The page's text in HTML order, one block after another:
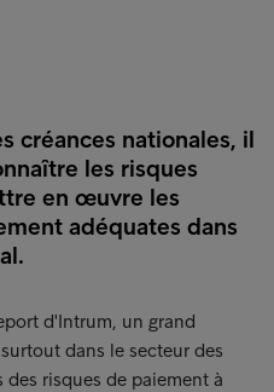
créances nationales, il
les risques
en œuvre les
adéquates dans
d'Intrum, un grand
dans le secteur des
risques de paiement à